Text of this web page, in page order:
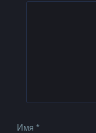
Имя*